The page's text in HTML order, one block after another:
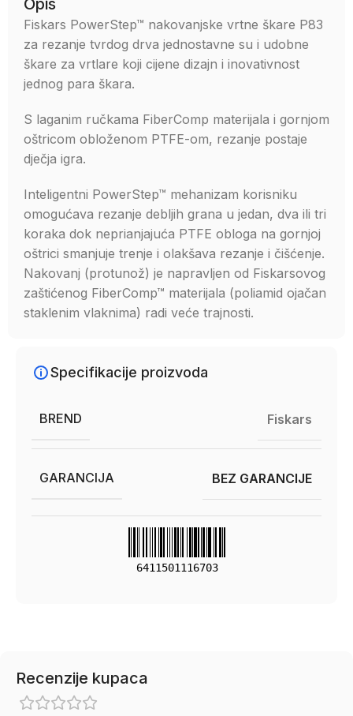
Opis
Fiskars PowerStep™ nakovanjske vrtne škare P83
za rezanje tvrdog drva jednostavne su i udobne
škare za vrtlare koji cijene dizajn i inovativnost
jednog para škara.
S laganim ručkama FiberComp materijala i gornjom
oštricom obloženom PTFE-om, rezanje postaje
dječja igra.
Inteligentni PowerStep™ mehanizam korisniku
omogućava rezanje debljih grana u jedan, dva ili tri
koraka dok neprianjajuća PTFE obloga na gornjoj
oštrici smanjuje trenje i olakšava rezanje i čišćenje.
Nakovanj (protunož) je napravljen od Fiskarsovog
zaštićenog FiberComp™ materijala (poliamid ojačan
staklenim vlaknima) radi veće trajnosti.
Specifikacije proizvoda
BREND Fiskars
GARANCIJA BEZ GARANCIJE
6411501116703
Recenzije kupaca